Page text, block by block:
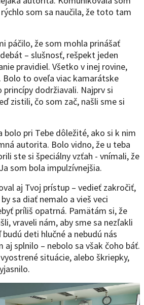
som sa naučila, že toto tam
páčilo, že som mohla prinášať
– slušnosť, rešpekt jeden
pravidiel. Všetko v inej rovine,
Bolo to oveľa viac kamarátske
dodržiavali. Najprv si
zistili, čo som zač, našli sme si
pri Tebe dôležité, ako si k nim
autorita. Bolo vidno, že u teba
ste si špeciálny vzťah - vnímali, že
som bola impulzívnejšia.
aj Tvoj prístup – vedieť zakročiť,
sa diať nemalo a vieš veci
príliš opatrná. Pamätám si, že
vraveli nám, aby sme sa nezľakli
deti hlučné a nebudú nás
aj splnilo – nebolo sa však čoho báť.
situácie, alebo škriepky,